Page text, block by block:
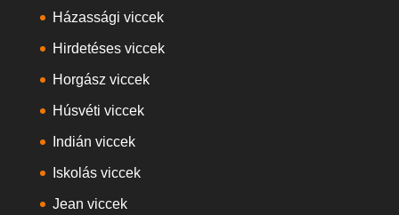
Házassági viccek
Hirdetéses viccek
Horgász viccek
Húsvéti viccek
Indián viccek
Iskolás viccek
Jean viccek